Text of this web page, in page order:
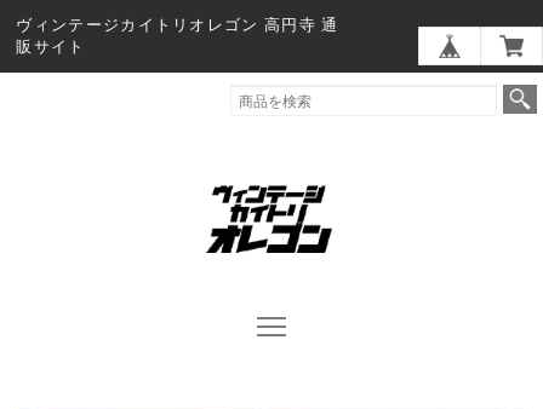
ヴィンテージカイトリオレゴン 高円寺 通
販サイト